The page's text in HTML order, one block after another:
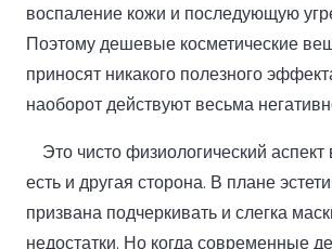
воспаление кожи и последующую
Поэтому дешевые косметические
приносят никакого полезного
наоборот действуют весьма
Это чисто физиологический
есть и другая сторона. В плане
призвана подчеркивать и слегка